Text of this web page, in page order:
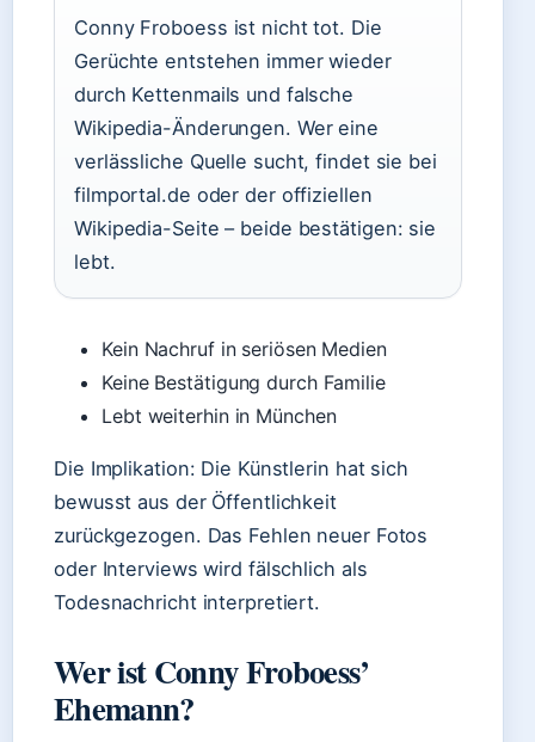
Conny Froboess ist nicht tot. Die
Gerüchte entstehen immer wieder
durch Kettenmails und falsche
Wikipedia-Änderungen. Wer eine
verlässliche Quelle sucht, findet sie bei
filmportal.de oder der offiziellen
Wikipedia-Seite – beide bestätigen: sie
lebt.
Kein Nachruf in seriösen Medien
Keine Bestätigung durch Familie
Lebt weiterhin in München
Die Implikation: Die Künstlerin hat sich
bewusst aus der Öffentlichkeit
zurückgezogen. Das Fehlen neuer Fotos
oder Interviews wird fälschlich als
Todesnachricht interpretiert.
Wer ist Conny Froboess’
Ehemann?